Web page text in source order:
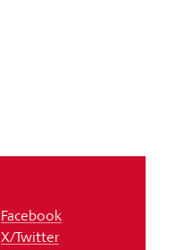
Facebook
X/Twitter